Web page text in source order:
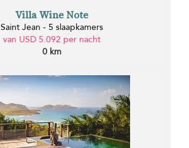
Villa Wine Note
Saint Jean - 5 slaapkamers
van USD 5.092 per nacht
0 km